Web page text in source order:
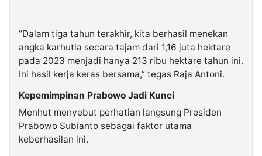
“Dalam tiga tahun terakhir, kita berhasil menekan
angka karhutla secara tajam dari 1,16 juta hektare
pada 2023 menjadi hanya 213 ribu hektare tahun ini.
Ini hasil kerja keras bersama,” tegas Raja Antoni.
Kepemimpinan Prabowo Jadi Kunci
Menhut menyebut perhatian langsung Presiden
Prabowo Subianto sebagai faktor utama
keberhasilan ini.